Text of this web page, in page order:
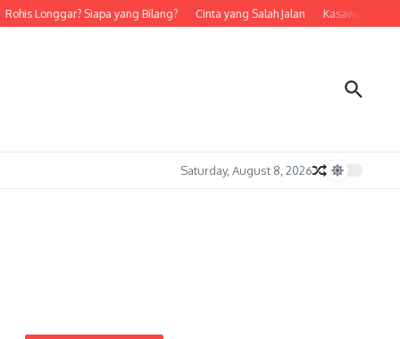
Rohis Longgar? Siapa yang Bilang? Cinta yang Salah Jalan Kasawari (18)
Saturday, August 8, 2026